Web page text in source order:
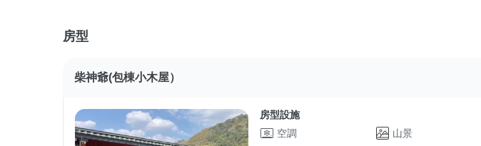
房型
柴神爺(包棟小木屋）
房型設施
空調
山景